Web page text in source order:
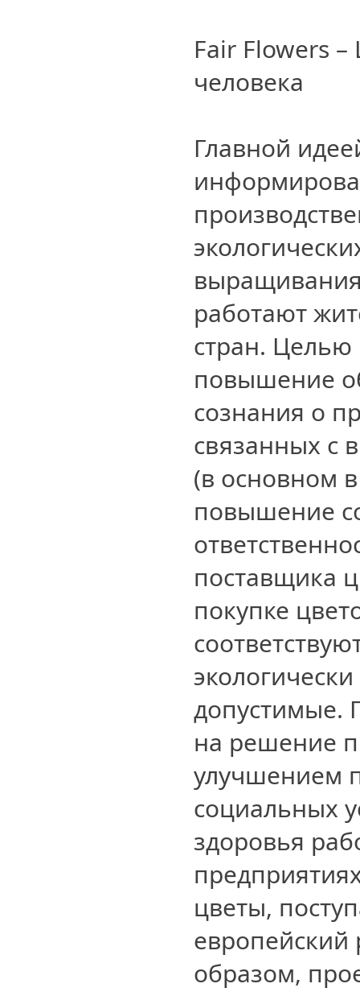
Fair Flowers
человека
Главной
работают
стран. Целью
повышение
сознания о
связанных с
(в основном
повышение
поставщика
покупке
допустимые.
на решение
улучшением
социальных
здоровья
цветы,
образом,